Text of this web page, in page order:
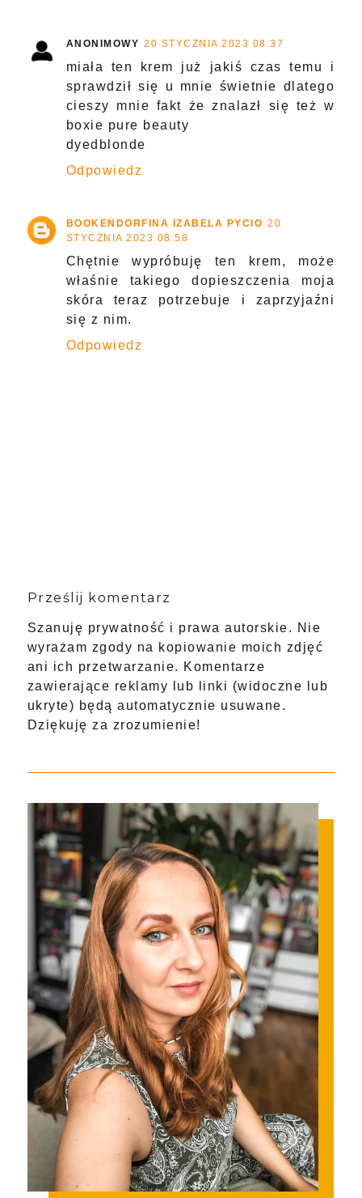
ANONIMOWY 20 STYCZNIA 2023 08:37
miała ten krem już jakiś czas temu i
sprawdził się u mnie świetnie dlatego
cieszy mnie fakt że znalazł się też w
boxie pure beauty
dyedblonde
Odpowiedz
BOOKENDORFINA IZABELA PYCIO 20
STYCZNIA 2023 08:58
Chętnie wypróbuję ten krem, może
właśnie takiego dopieszczenia moja
skóra teraz potrzebuje i zaprzyjaźni
się z nim.
Odpowiedz
Prześlij komentarz
Szanuję prywatność i prawa autorskie. Nie
wyrażam zgody na kopiowanie moich zdjęć
ani ich przetwarzanie. Komentarze
zawierające reklamy lub linki (widoczne lub
ukryte) będą automatycznie usuwane.
Dziękuję za zrozumienie!